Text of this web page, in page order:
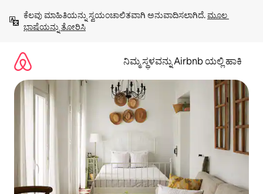
ಹೋಗಿ
ಕೆಲವು ಮಾಹಿತಿಯನ್ನು ಸ್ವಯಂಚಾಲಿತವಾಗಿ ಅನುವಾದಿಸಲಾಗಿದೆ. ಮೂಲ
ಭಾಷೆಯನ್ನು ತೋರಿಸಿ
ನಿಮ್ಮ ಸ್ಥಳವನ್ನು Airbnb ಯಲ್ಲಿ ಹಾಕಿ